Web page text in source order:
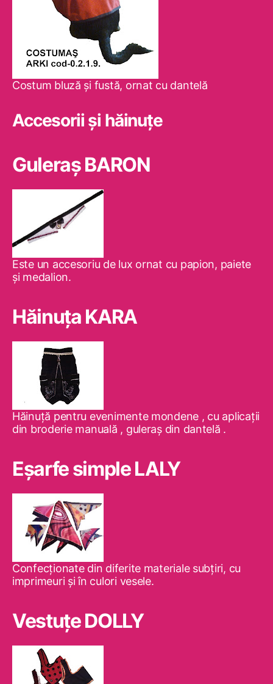
Costum bluză şi fustă, ornat cu dantelă
Accesorii și hăinuțe
Guleraş BARON
Este un accesoriu de lux ornat cu papion, paiete
şi medalion.
Hăinuţa KARA
Hăinuţă pentru evenimente mondene , cu aplicaţii
din broderie manuală , guleraş din dantelă .
Eşarfe simple LALY
Confecţionate din diferite materiale subţiri, cu
imprimeuri şi în culori vesele.
Vestuţe DOLLY